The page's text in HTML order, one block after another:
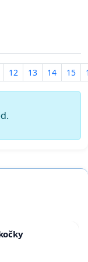
12 13 14 15